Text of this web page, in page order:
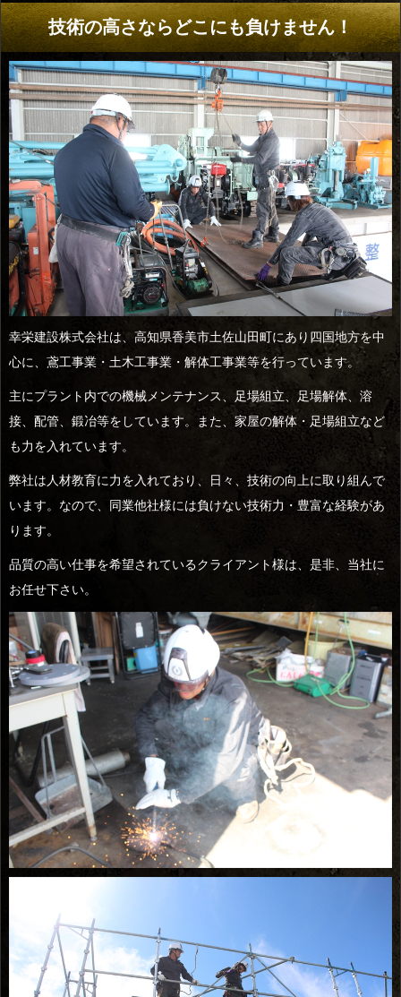
技術の高さならどこにも負けません！
幸栄建設株式会社は、高知県香美市土佐山田町にあり四国地方を中
心に、鳶工事業・土木工事業・解体工事業等を行っています。
主にプラント内での機械メンテナンス、足場組立、足場解体、溶
接、配管、鍛冶等をしています。また、家屋の解体・足場組立など
も力を入れています。
弊社は人材教育に力を入れており、日々、技術の向上に取り組んで
います。なので、同業他社様には負けない技術力・豊富な経験があ
ります。
品質の高い仕事を希望されているクライアント様は、是非、当社に
お任せ下さい。